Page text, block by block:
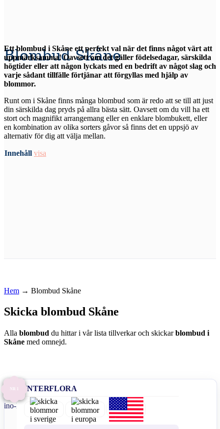
Blombud Skåne
Ett blombud i Skåne ett perfekt val när det finns något värt att
uppmärksamma! Oavsett om det gäller födelsedagar, särskilda
högtider eller att någon lyckats med en bedrift av något slag och
varje sådant tillfälle förtjänar att förgyllas med hjälp av
blommor.
Runt om i Skåne finns många blombud som är redo att se till att just
din särskilda dag pryds på allra bästa sätt. Oavsett om du vill ha ett
stort och magnifikt arrangemang eller en enklare blombukett, eller
en kombination av olika sorters gåvor så finns det en uppsjö av
alternativ för dig att välja mellan.
Innehåll visa
Hem → Blombud Skåne
Skicka blombud Skåne
Alla blombud du hittar i vår lista tillverkar och skickarblombud i
Skåne med omnejd.
NR 1 INTERFLORA